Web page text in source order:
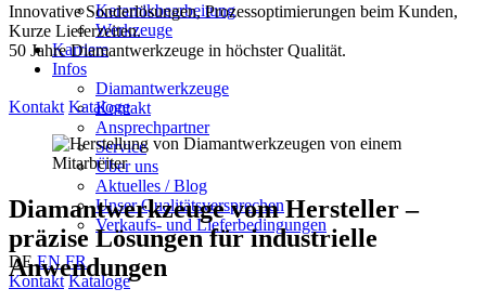
Keramikbearbeitung
Werkzeuge
Karriere
Infos
Diamantwerkzeuge
Kontakt
Ansprechpartner
Service
Über uns
Aktuelles / Blog
Unser Qualitätsversprechen
Verkaufs- und Lieferbedingungen
DE EN FR
Kontakt Kataloge
Innovative Sonderlösungen, Prozessoptimierungen beim Kunden,
Kurze Lieferzeiten.
50 Jahre Diamantwerkzeuge in höchster Qualität.
Kontakt Kataloge
Diamantwerkzeuge vom Hersteller –
präzise Lösungen für industrielle
Anwendungen